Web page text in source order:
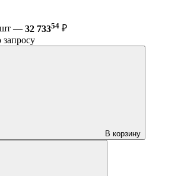
шт — 32 73354 ₽
запросу
В корзину